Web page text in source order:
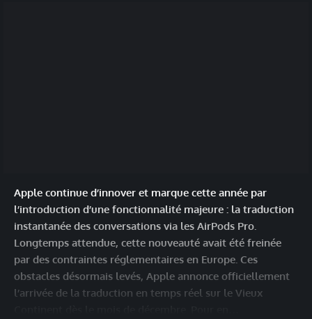
Apple continue d’innover et marque cette année par
l’introduction d’une fonctionnalité majeure : la traduction
instantanée des conversations via les AirPods Pro.
Longtemps attendue, cette nouveauté avait été freinée
par des contraintes réglementaires en Europe. Ces
obstacles désormais levés, Apple annonce officiellement
l’arrivée de la traduction en temps réel sur le Vieux